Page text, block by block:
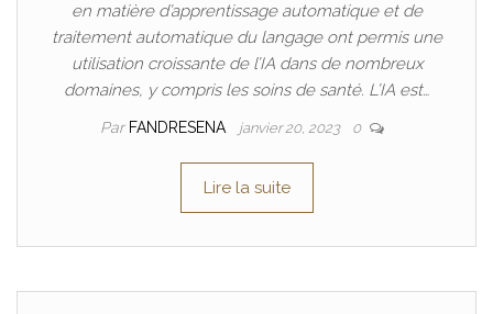
en matière d’apprentissage automatique et de
traitement automatique du langage ont permis une
utilisation croissante de l’IA dans de nombreux
domaines, y compris les soins de santé. L’IA est…
Par FANDRESENA janvier 20, 2023 0
Lire la suite